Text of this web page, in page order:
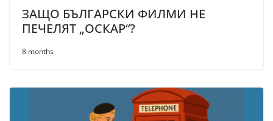
ЗАЩО БЪЛГАРСКИ ФИЛМИ НЕ
ПЕЧЕЛЯТ „ОСКАР“?
8 months